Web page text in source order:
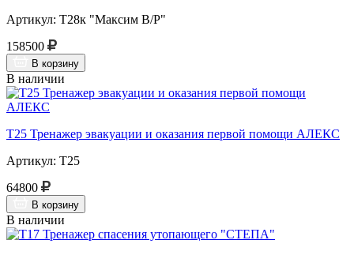
Артикул: Т28к "Максим В/Р"
158500
В корзину
В наличии
Т25 Тренажер эвакуации и оказания первой помощи АЛЕКС
Артикул: Т25
64800
В корзину
В наличии